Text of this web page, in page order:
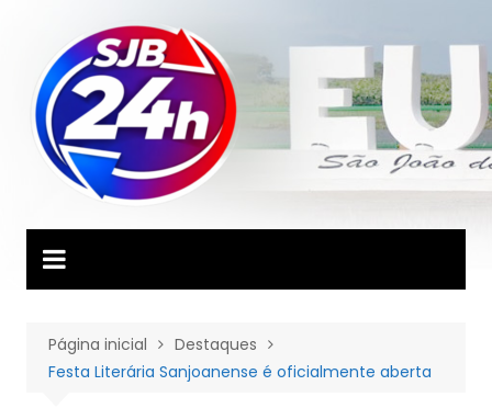
conteúdo
Página inicial
Destaques
Festa Literária Sanjoanense é oficialmente aberta